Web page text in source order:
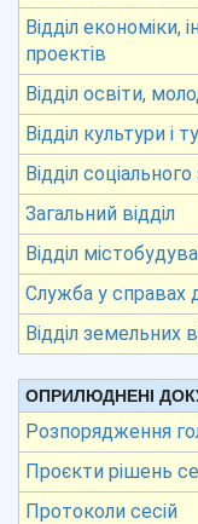
Відділ економіки,
проектів
Відділ освіти,
Відділ культури і
Відділ
Загальний відділ
Відділ
Служба у справах
Відділ земельних
ОПРИЛЮДНЕНІ
Розпорядження
Проєкти рішень
Протоколи сесій